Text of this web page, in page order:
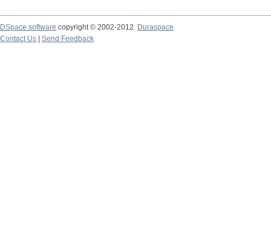
DSpace software copyright © 2002-2012 Duraspace
Contact Us | Send Feedback